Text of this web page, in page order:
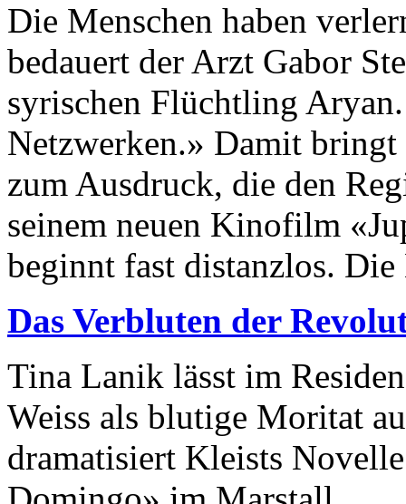
Die Menschen haben
bedauert der Arzt Gabor
syrischen Flüchtling
Netzwerken.» Damit bringt
zum Ausdruck, die den
seinem neuen Kinofilm
beginnt fast distanzlos. Die
Das Verbluten der
Tina Lanik lässt im
Weiss als blutige Moritat
dramatisiert Kleists